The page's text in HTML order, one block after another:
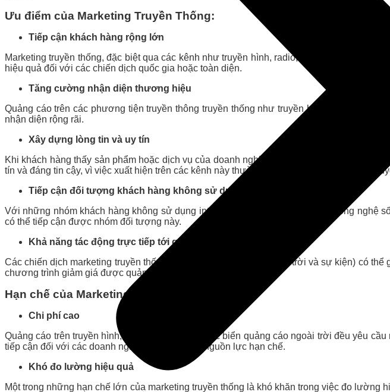
Ưu điểm của Marketing Truyền Thống:
Tiếp cận khách hàng rộng lớn
Marketing truyền thống, đặc biệt qua các kênh như truyền hình, radio, hay quảng cáo
hiệu quả đối với các chiến dịch quốc gia hoặc toàn diện.
Tăng cường nhận diện thương hiệu
Quảng cáo trên các phương tiện truyền thông truyền thống như truyền hình, báo chí,
nhận diện rộng rãi.
Xây dựng lòng tin và uy tín
Khi khách hàng thấy sản phẩm hoặc dịch vụ của doanh nghiệp xuất hiện trên các
tín và đáng tin cậy, vì việc xuất hiện trên các kênh này thường đòi hỏi chi phí lớn và độ
Tiếp cận đối tượng khách hàng không sử dụng internet
Với những nhóm khách hàng không sử dụng internet hoặc ít tiếp xúc với các công nghệ
có thể tiếp cận được nhóm đối tượng này.
Khả năng tác động trực tiếp tới quyết định mua hàng
Các chiến dịch marketing truyền thống (đặc biệt là quảng cáo ngoài trời và sự kiện) có
chương trình giảm giá được quảng bá trực tiếp.
Hạn chế của Marketing Truyền Thống:
Chi phí cao
Quảng cáo trên truyền hình, radio, báo chí, hay các biển quảng cáo ngoài trời đều yêu
tiếp cận đối với các doanh nghiệp nhỏ hoặc có nguồn lực hạn chế.
Khó đo lường hiệu quả
Một trong những hạn chế lớn của marketing truyền thống là khó khăn trong việc đo